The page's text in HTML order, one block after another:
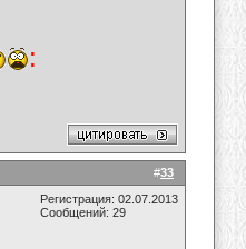
:
#33
Регистрация: 02.07.2013
Сообщений: 29